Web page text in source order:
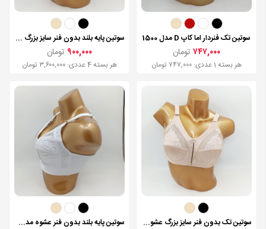
سوتین تک فنردار اما کاپ D مدل 1500
۷۴۷,۰۰۰ تومان
هر بسته 1 عددی: ۷۴۷,۰۰۰ تومان
سوتین پایه بلند بدون فنر سایز بزرگ عشوه مدل 2017
۹۰۰,۰۰۰ تومان
هر بسته 4 عددی: ۳,۶۰۰,۰۰۰ تومان
سوتین تک بدون فنر سایز بزرگ عشوه مدل 2016 سوتین پایه بلند بدون فنر عشوه مدل 2017